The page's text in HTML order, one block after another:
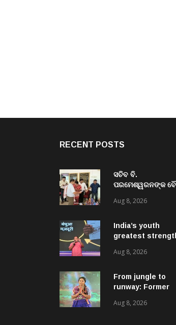
RECENT POSTS
ସଚିବ ବି.
ପରମେଶ୍ୱରନଙ୍କ
ଉନ୍ନୟନମୂଳକ
ପଞ୍ଚାୟତ ପରିଦର୍ଶନ
Aug 8, 2026
India’s youth
greatest
globally: Rahul
Ki Goonj’ event
Aug 8, 2026
From jungle to
runway: Former
a bold fashion
Aug 8, 2026